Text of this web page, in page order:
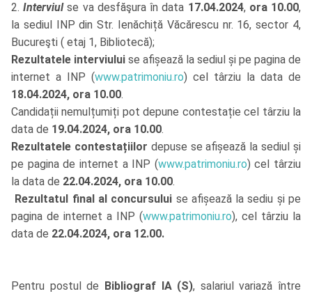
2.Interviulse va desfăşura în data 17.04.2024, ora 10.00,
la sediul INP din Str. Ienăchiță Văcărescu nr. 16, sector 4,
Bucureşti ( etaj 1, Bibliotecă);
Rezultatele interviului se afișează la sediul și pe pagina de
internet a INP (www.patrimoniu.ro) cel târziu la data de
18.04.2024, ora 10.00.
Candidații nemulțumiți pot depune contestație cel târziu la
data de 19.04.2024, ora 10.00.
Rezultatele contestațiilor depuse se afișează la sediul și
pe pagina de internet a INP (www.patrimoniu.ro) cel târziu
la data de 22.04.2024, ora 10.00.
Rezultatul final al concursului se afișează la sediu și pe
pagina de internet a INP (www.patrimoniu.ro), cel târziu la
data de 22.04.2024, ora 12.00.
Pentru postul de Bibliograf IA (S), salariul variază între